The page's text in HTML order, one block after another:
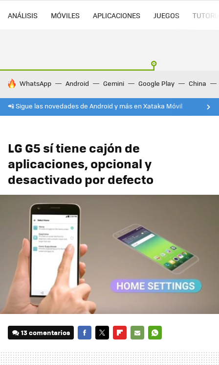
ANÁLISIS MÓVILES APLICACIONES JUEGOS
HOY SE HABLA DE
WhatsApp Android Gemini Google Play China
📲 Sigue las novedades de Android y más en Xataka Móvil
LG G5 sí tiene cajón de
aplicaciones, opcional y
desactivado por defecto
13 comentarios
MAIL